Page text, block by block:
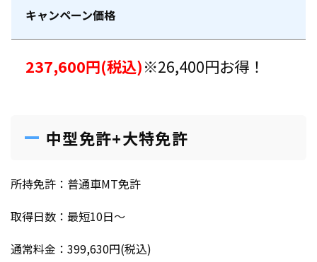
キャンペーン価格
237,600円(税込)※26,400円お得！
中型免許+大特免許
所持免許：普通車MT免許
取得日数：最短10日～
通常料金：399,630円(税込)